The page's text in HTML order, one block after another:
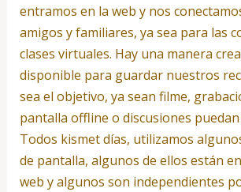
entramos en la web y nos
amigos y familiares, ya sea para las
clases virtuales. Hay una manera
disponible para guardar nuestros
sea el objetivo, ya sean filme,
pantalla offline o discusiones
Todos kismet días, utilizamos
de pantalla, algunos de ellos están
web y algunos son independientes